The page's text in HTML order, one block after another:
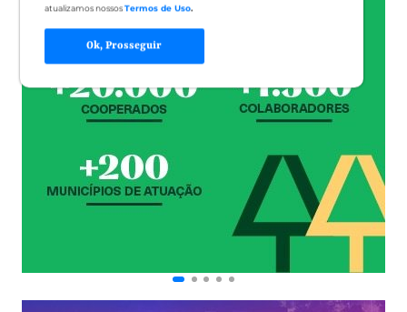
atualizamos nossosTermos de Uso.
Ok, Prosseguir